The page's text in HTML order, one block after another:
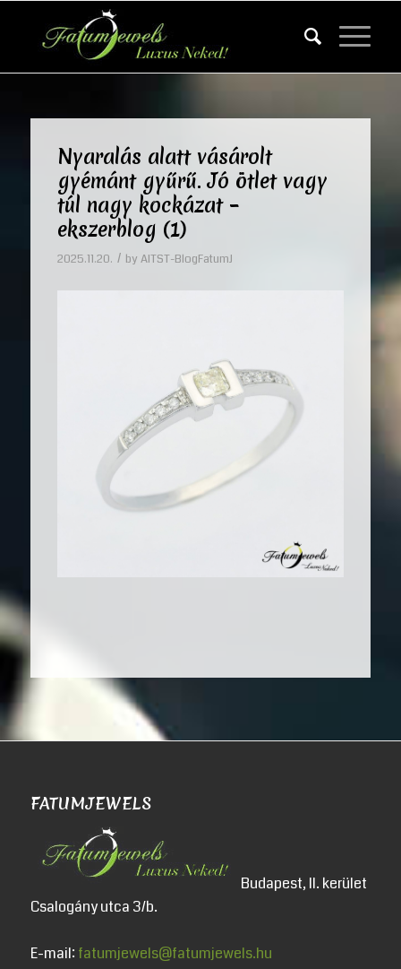
Nyaralás alatt vásárolt
gyémánt gyűrű. Jó ötlet vagy
túl nagy kockázat –
ekszerblog (1)
2025.11.20. / by AITST-BlogFatumJ
FATUMJEWELS
Budapest, II. kerület
Csalogány utca 3/b.
E-mail: fatumjewels@fatumjewels.hu